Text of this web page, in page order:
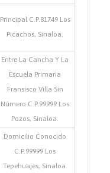
Principal C.P.81749 Los
Picachos, Sinaloa.
Entre La Cancha Y La
Escuela Primaria
Fransisco Villa Sin
Número C.P.99999 Los
Pozos, Sinaloa.
Domicilio Conocido
C.P.99999 Los
Tepehuajes, Sinaloa.